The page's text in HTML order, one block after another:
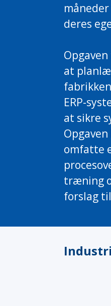
deres
at
ERP-
at sikre
omfatte
træning
forslag